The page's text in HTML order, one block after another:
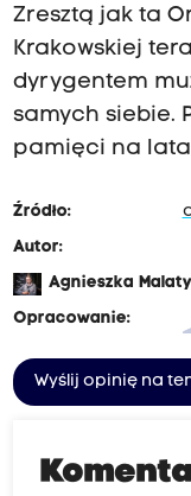
Zresztą jak ta
Krakowskiej
dyrygentem
samych siebie.
pamięci na
Źródło:
Autor:
Agnieszka
Opracowanie:
Wyślij opinię na